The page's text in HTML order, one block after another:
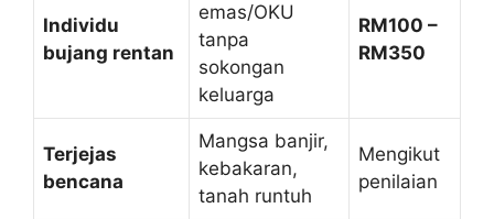
Individu
bujang rentan
emas/OKU
tanpa
sokongan
keluarga
RM100 –
RM350
Terjejas
bencana
Mangsa banjir,
kebakaran,
tanah runtuh
Mengikut
penilaian